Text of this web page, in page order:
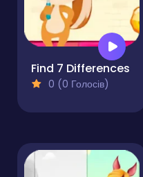
Find 7 Differences
0 (0 Голосів)